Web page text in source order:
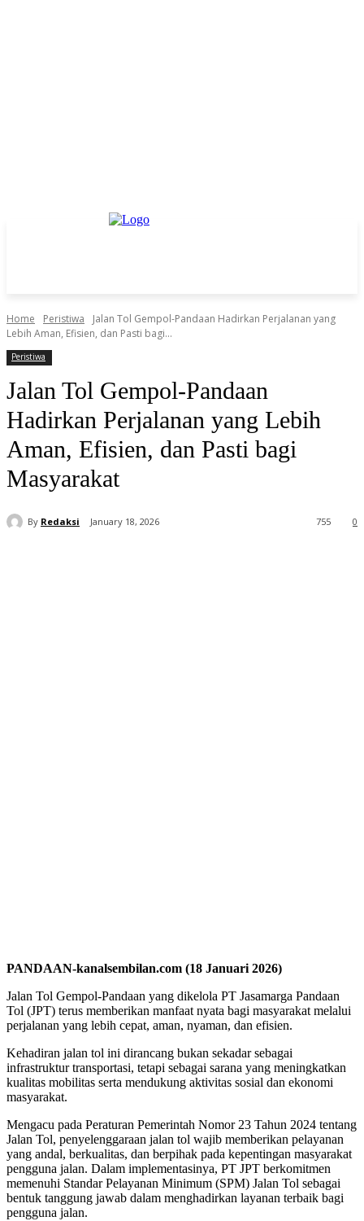
Home Peristiwa
Jalan Tol Gempol-Pandaan Hadirkan Perjalanan yang
Lebih Aman, Efisien, dan Pasti bagi...
Peristiwa
Jalan Tol Gempol-Pandaan
Hadirkan Perjalanan yang Lebih
Aman, Efisien, dan Pasti bagi
Masyarakat
By Redaksi January 18, 2026 0
755
PANDAAN-kanalsembilan.com (18 Januari 2026)
Jalan Tol Gempol-Pandaan yang dikelola PT Jasamarga Pandaan
Tol (JPT) terus memberikan manfaat nyata bagi masyarakat melalui
perjalanan yang lebih cepat, aman, nyaman, dan efisien.
Kehadiran jalan tol ini dirancang bukan sekadar sebagai
infrastruktur transportasi, tetapi sebagai sarana yang meningkatkan
kualitas mobilitas serta mendukung aktivitas sosial dan ekonomi
masyarakat.
Mengacu pada Peraturan Pemerintah Nomor 23 Tahun 2024 tentang
Jalan Tol, penyelenggaraan jalan tol wajib memberikan pelayanan
yang andal, berkualitas, dan berpihak pada kepentingan masyarakat
pengguna jalan. Dalam implementasinya, PT JPT berkomitmen
memenuhi Standar Pelayanan Minimum (SPM) Jalan Tol sebagai
bentuk tanggung jawab dalam menghadirkan layanan terbaik bagi
pengguna jalan.